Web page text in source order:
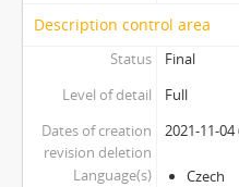
[Subseries] Yes No Yes
[Subseries] Píseň
[Subseries]
[Subseries] Flare up
[Subseries] Pinup
Description control area
Status
Final
Level of detail
Full
Dates of creation
revision deletion
2021-11-
Language(s) Czech